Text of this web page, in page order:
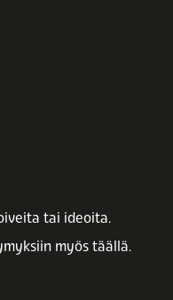
tai ideoita.
myös täällä.